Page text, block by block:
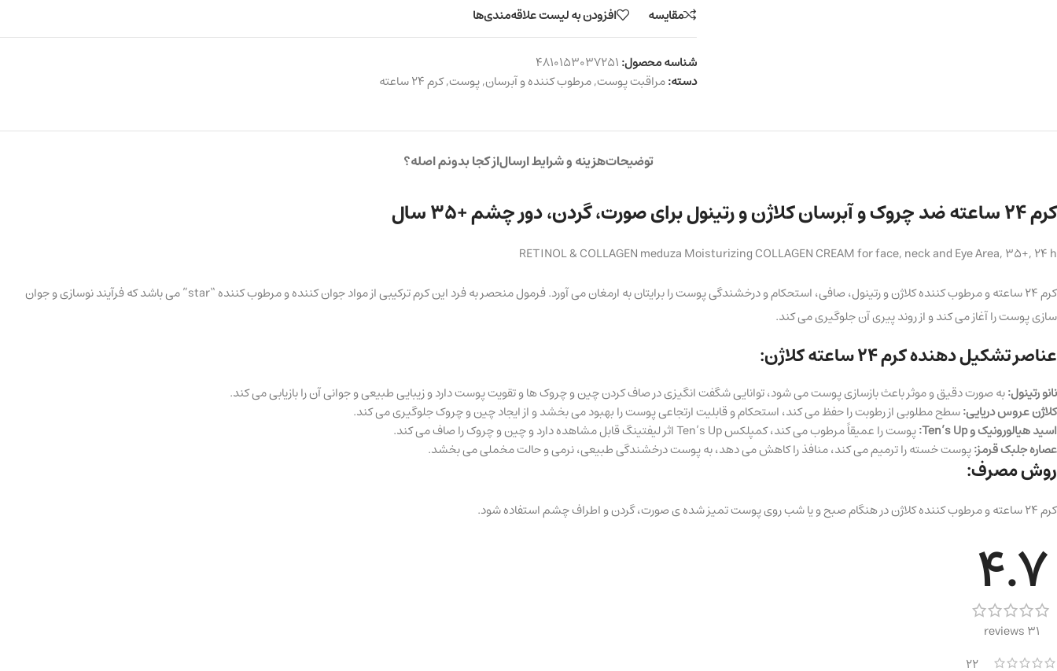
مقایسه افزودن به لیست علاقه‌مندی‌ها
شناسه محصول:4810153037251
دسته:مراقبت پوست,مرطوب کننده و آبرسان,پوست,کرم ۲۴ ساعته
توضیحاتهزینه و شرایط ارسالاز کجا بدونم اصله؟
کرم ۲۴ ساعته ضد چروک و آبرسان کلاژن و رتینول برای صورت، گردن، دور چشم +35 سال
RETINOL & COLLAGEN meduza Moisturizing COLLAGEN CREAM for face, neck and Eye Area, 35+, 24 h
کرم ۲۴ ساعته و مرطوب کننده کلاژن و رتینول، صافی، استحکام و درخشندگی پوست را برایتان به ارمغان می آورد. فرمول منحصر به فرد این کرم ترکیبی از مواد جوان کننده و مرطوب کننده “star” می باشد که فرآیند نوسازی و جوان
سازی پوست را آغاز می کند و از روند پیری آن جلوگیری می کند.
عناصر تشکیل دهنده کرم ۲۴ ساعته کلاژن:
نانو رتینول:به صورت دقیق و موثر باعث بازسازی پوست می شود، توانایی شگفت انگیزی در صاف کردن چین و چروک ها و تقویت پوست دارد و زیبایی طبیعی و جوانی آن را بازیابی می کند.
کلاژن عروس دریایی:سطح مطلوبی از رطوبت را حفظ می کند، استحکام و قابلیت ارتجاعی پوست را بهبود می بخشد و از ایجاد چین و چروک جلوگیری می کند.
اسید هیالورونیک و Ten’s Up:
پوست را عمیقاً مرطوب می کند، کمپلکس Ten’s Up اثر لیفتینگ قابل مشاهده دارد و چین و چروک را صاف می کند.
عصاره جلبک قرمز:پوست خسته را ترمیم می کند، منافذ را کاهش می دهد، به پوست درخشندگی طبیعی، نرمی و حالت مخملی می بخشد.
روش مصرف:
کرم ۲۴ ساعته و مرطوب کننده کلاژن در هنگام صبح و یا شب روی پوست تمیز شده ی صورت، گردن و اطراف چشم استفاده شود.
4.7
31 reviews
22